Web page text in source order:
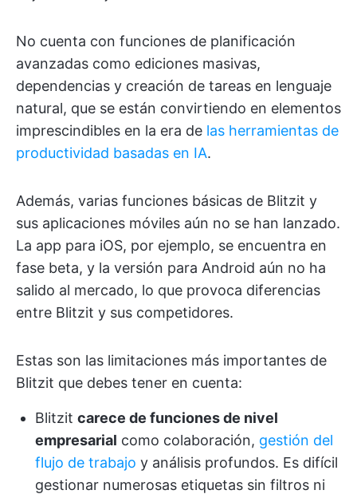
No cuenta con funciones de planificación
avanzadas como ediciones masivas,
dependencias y creación de tareas en lenguaje
natural, que se están convirtiendo en elementos
imprescindibles en la era de las herramientas de
productividad basadas en IA.
Además, varias funciones básicas de Blitzit y
sus aplicaciones móviles aún no se han lanzado.
La app para iOS, por ejemplo, se encuentra en
fase beta, y la versión para Android aún no ha
salido al mercado, lo que provoca diferencias
entre Blitzit y sus competidores.
Estas son las limitaciones más importantes de
Blitzit que debes tener en cuenta:
Blitzit carece de funciones de nivel
empresarial como colaboración, gestión del
flujo de trabajo y análisis profundos. Es difícil
gestionar numerosas etiquetas sin filtros ni